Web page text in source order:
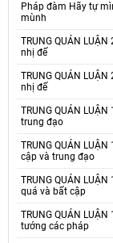
Pháp đàm Hãy tự
mùnh
TRUNG QUÁN
nhị đế
TRUNG QUÁN
nhị đế
TRUNG QUÁN LUẬN
trung đạo
TRUNG QUÁN
cập và trung đạo
TRUNG QUÁN
quá và bất cập
TRUNG QUÁN
tướng các pháp